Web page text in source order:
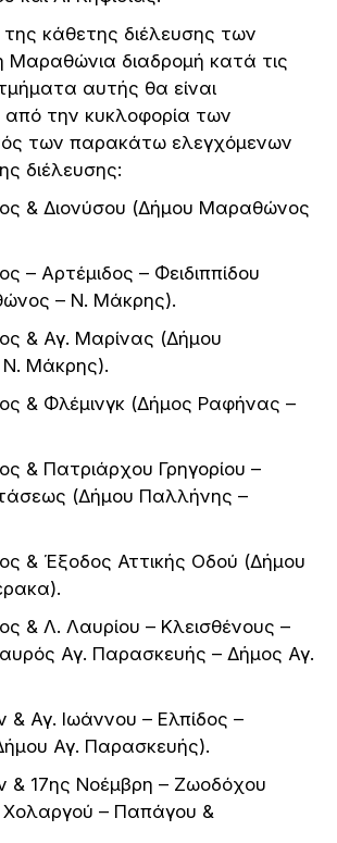
κάθετης διέλευσης των
διαδρομή κατά τις
αυτής θα είναι
από την κυκλοφορία των
των παρακάτω ελεγχόμενων
διέλευσης:
& Διονύσου (Δήμου Μαραθώνος
– Αρτέμιδος – Φειδιππίδου
– Ν. Μάκρης).
& Αγ. Μαρίνας (Δήμου
Μάκρης).
& Φλέμινγκ (Δήμος Ραφήνας –
& Πατριάρχου Γρηγορίου –
(Δήμου Παλλήνης –
& Έξοδος Αττικής Οδού (Δήμου
& Λ. Λαυρίου – Κλεισθένους –
Αγ. Παρασκευής – Δήμος Αγ.
& Αγ. Ιωάννου – Ελπίδος –
Αγ. Παρασκευής).
& 17ης Νοέμβρη – Ζωοδόχου
– Παπάγου &